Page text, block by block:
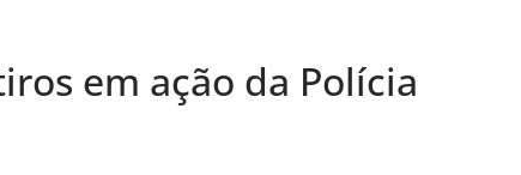
em ação da Polícia